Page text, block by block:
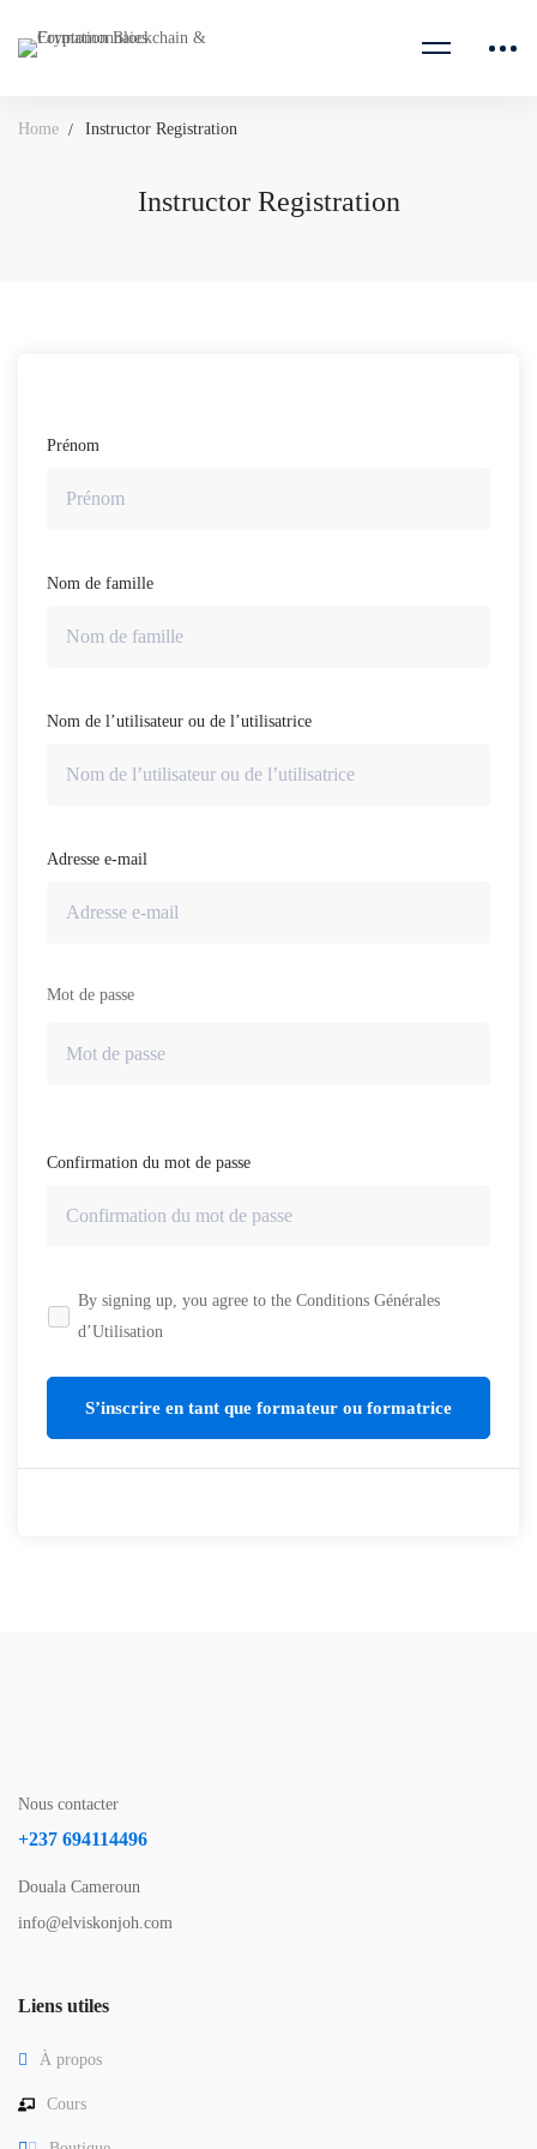
Home Instructor Registration
Instructor Registration
Prénom
Nom de famille
Nom de l’utilisateur ou de l’utilisatrice
Adresse e-mail
Mot de passe
Confirmation du mot de passe
By signing up, you agree to the Conditions Générales
d’Utilisation
S’inscrire en tant que formateur ou formatrice
Nous contacter
+237 694114496
Douala Cameroun
info@elviskonjoh.com
Liens utiles
À propos
Cours